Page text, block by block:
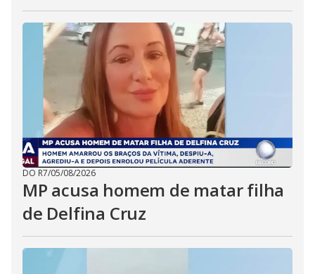
DO R7/05/08/2026
MP acusa homem de matar filha
de Delfina Cruz